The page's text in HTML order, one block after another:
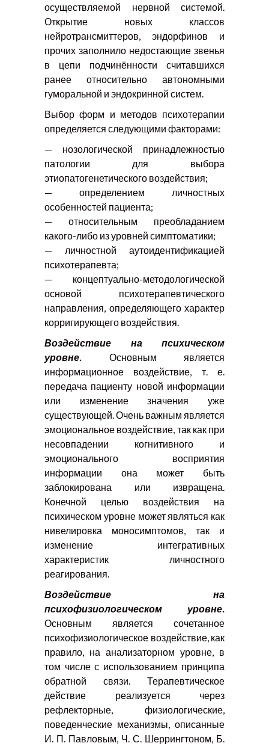
осуществляемой нервной системой.
Открытие новых классов
нейротрансмиттеров, эндорфинов и
прочих заполнило недостающие звенья
в цепи подчинённости считавшихся
ранее относительно автономными
гуморальной и эндокринной систем.
Выбор форм и методов психотерапии
определяется следующими факторами:
— нозологической принадлежностью
патологии для выбора
этиопатогенетического воздействия;
— определением личностных
особенностей пациента;
— относительным преобладанием
какого-либо из уровней симптоматики;
— личностной аутоидентификацией
психотерапевта;
— концептуально-методологической
основой психотерапевтического
направления, определяющего характер
корригирующего воздействия.
Воздействие на психическом
уровне. Основным является
информационное воздействие, т. е.
передача пациенту новой информации
или изменение значения уже
существующей. Очень важным является
эмоциональное воздействие, так как при
несовпадении когнитивного и
эмоционального восприятия
информации она может быть
заблокирована или извращена.
Конечной целью воздействия на
психическом уровне может являться как
нивелировка моносимптомов, так и
изменение интегративных
характеристик личностного
реагирования.
Воздействие на
психофизиологическом уровне.
Основным является сочетанное
психофизиологическое воздействие, как
правило, на анализаторном уровне, в
том числе с использованием принципа
обратной связи. Терапевтическое
действие реализуется через
рефлекторные, физиологические,
поведенческие механизмы, описанные
И. П. Павловым, Ч. С. Шеррингтоном, Б.